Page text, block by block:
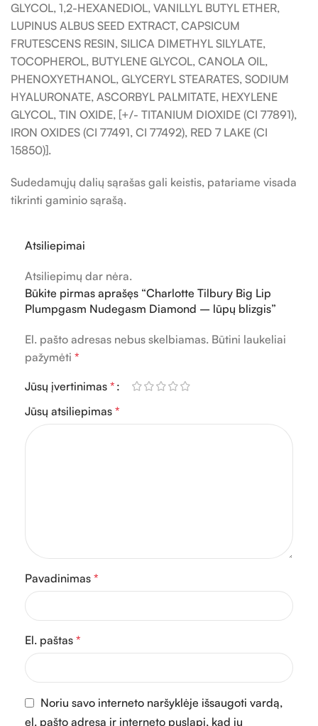
GLYCOL, 1,2-HEXANEDIOL, VANILLYL BUTYL ETHER,
LUPINUS ALBUS SEED EXTRACT, CAPSICUM
FRUTESCENS RESIN, SILICA DIMETHYL SILYLATE,
TOCOPHEROL, BUTYLENE GLYCOL, CANOLA OIL,
PHENOXYETHANOL, GLYCERYL STEARATES, SODIUM
HYALURONATE, ASCORBYL PALMITATE, HEXYLENE
GLYCOL, TIN OXIDE, [+/- TITANIUM DIOXIDE (CI 77891),
IRON OXIDES (CI 77491, CI 77492), RED 7 LAKE (CI
15850)].
Sudedamųjų dalių sąrašas gali keistis, patariame visada
tikrinti gaminio sąrašą.
Atsiliepimai
Atsiliepimų dar nėra.
Būkite pirmas aprašęs “Charlotte Tilbury Big Lip
Plumpgasm Nudegasm Diamond – lūpų blizgis”
El. pašto adresas nebus skelbiamas. Būtini laukeliai
pažymėti *
Jūsų įvertinimas *
Jūsų atsiliepimas *
Pavadinimas *
El. paštas *
Noriu savo interneto naršyklėje išsaugoti vardą,
el. pašto adresą ir interneto puslapį, kad jų